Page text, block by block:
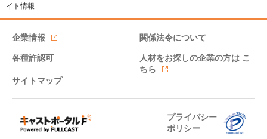
イト情報
企業情報 関係法令について
各種許認可 人材をお探しの企業の方は こ
ちら
サイトマップ
プライバシー
ポリシー